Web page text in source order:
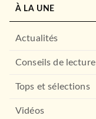
À LA UNE
Actualités
Conseils de lecture
Tops et sélections
Vidéos